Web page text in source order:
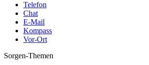
Telefon
Chat
E-Mail
Kompass
Vor-Ort
Sorgen-Themen